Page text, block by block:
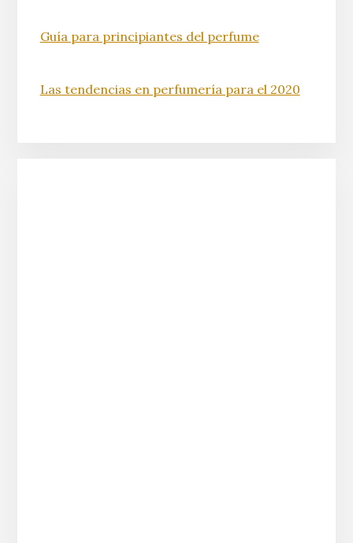
Guía para principiantes del perfume
Las tendencias en perfumería para el 2020